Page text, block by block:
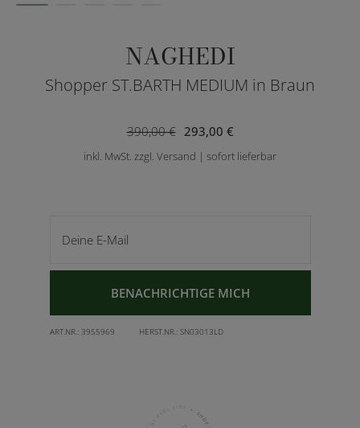
NAGHEDI
Shopper ST.BARTH MEDIUM in Braun
293,00 €
390,00 €
inkl. MwSt. zzgl. Versand | sofort lieferbar
BENACHRICHTIGE MICH
ART.NR.: 3955969 HERST.NR.: SN03013LD